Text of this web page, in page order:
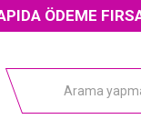
FIRSATI!